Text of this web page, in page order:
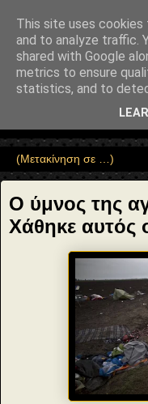
"potentialAction": {
"https://www.sophia-
Αέναη
• Επιστήμη • Ψυχολογία
Φιλοσοφία •
Ο ύμνος της
Χάθηκε αυτός
This site uses
and to analyze traffic.
shared with Google
metrics to ensure
statistics, and to